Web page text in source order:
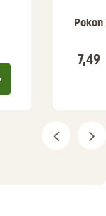
7,49